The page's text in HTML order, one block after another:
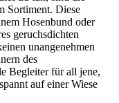
Sortiment. Diese
Hosenbund oder
geruchsdichten
unangenehmen
des
Begleiter für all jene,
auf einer Wiese